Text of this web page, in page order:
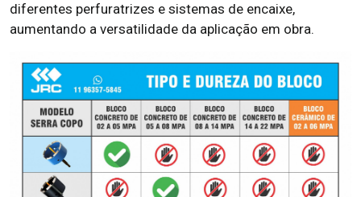
diferentes perfuratrizes e sistemas de encaixe,
aumentando a versatilidade da aplicação em obra.